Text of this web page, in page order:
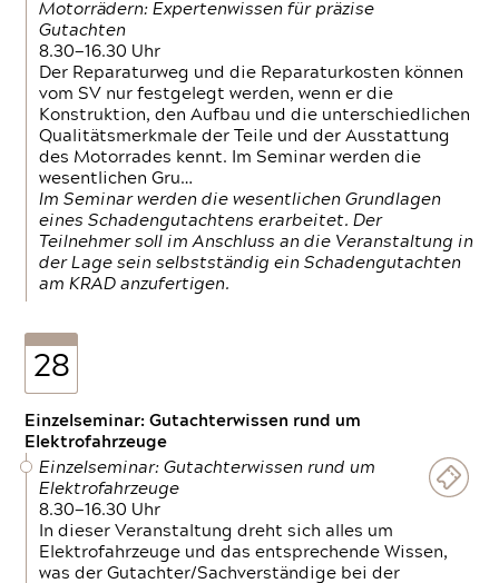
Motorrädern: Expertenwissen für präzise
Gutachten
8.30—16.30 Uhr
Der Reparaturweg und die Reparaturkosten können
vom SV nur festgelegt werden, wenn er die
Konstruktion, den Aufbau und die unterschiedlichen
Qualitätsmerkmale der Teile und der Ausstattung
des Motorrades kennt. Im Seminar werden die
wesentlichen Gru…
Im Seminar werden die wesentlichen Grundlagen
eines Schadengutachtens erarbeitet. Der
Teilnehmer soll im Anschluss an die Veranstaltung in
der Lage sein selbstständig ein Schadengutachten
am KRAD anzufertigen.
28
Einzelseminar: Gutachterwissen rund um
Elektrofahrzeuge
Einzelseminar: Gutachterwissen rund um
Elektrofahrzeuge
8.30—16.30 Uhr
In dieser Veranstaltung dreht sich alles um
Elektrofahrzeuge und das entsprechende Wissen,
was der Gutachter/Sachverständige bei der